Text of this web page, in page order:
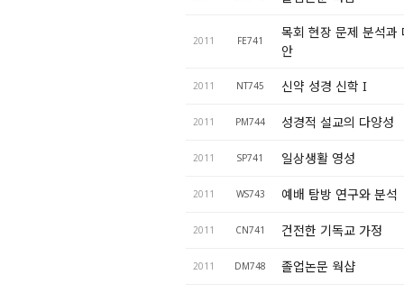
2011 FE741
목회 현장 문제 분석과
안
2011 NT745 신약 성경 신학 I
2011 PM744 성경적 설교의 다양성
2011 SP741 일상생활 영성
2011 WS743 예배 탐방 연구와 분석
2011 CN741 건전한 기독교 가정
2011 DM748 졸업논문 웍샵